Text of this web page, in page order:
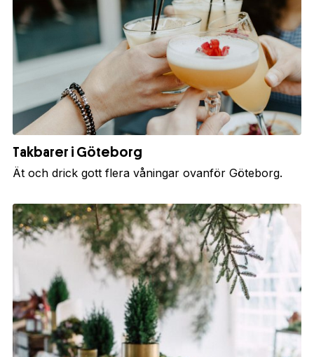
Takbarer i Göteborg
Ät och drick gott flera våningar ovanför Göteborg.